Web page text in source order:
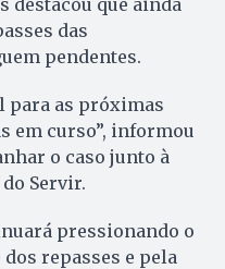
das
pendentes.
para as próximas
em curso”, informou
o caso junto à
Servir.
pressionando o
repasses e pela